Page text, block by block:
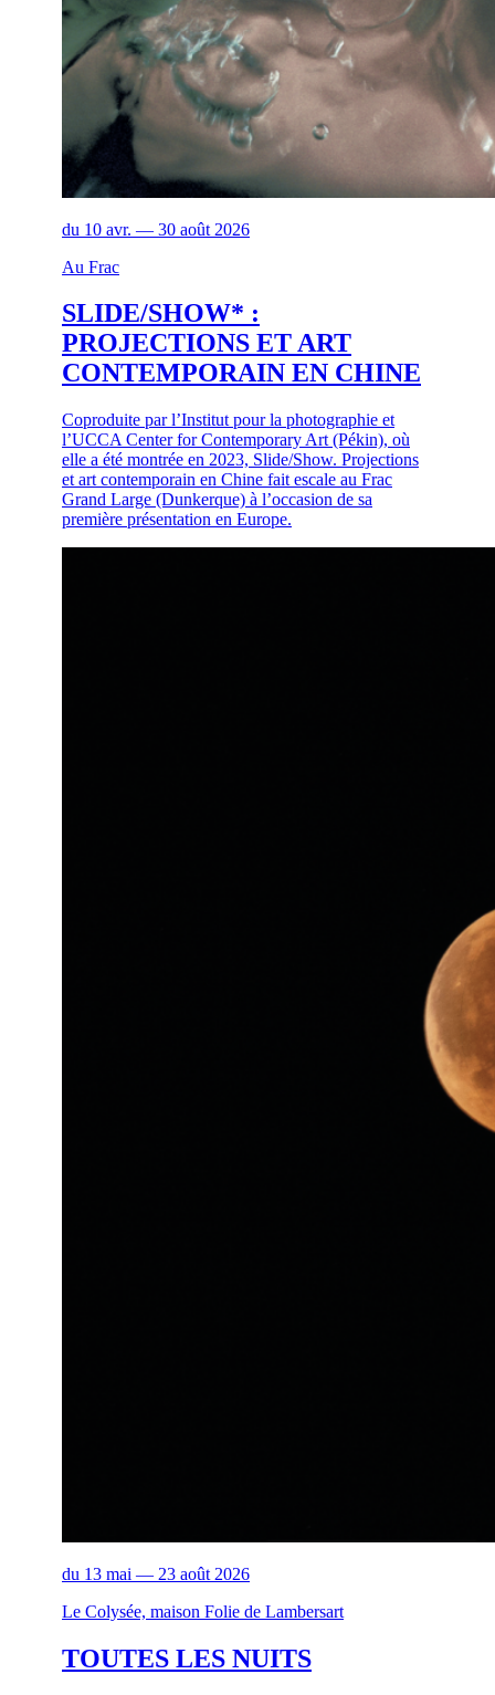
du 10 avr. — 30 août 2026
Au Frac
SLIDE/SHOW* :
PROJECTIONS ET ART
CONTEMPORAIN EN CHINE
Coproduite par l’Institut pour la photographie et
l’UCCA Center for Contemporary Art (Pékin), où
elle a été montrée en 2023, Slide/Show. Projections
et art contemporain en Chine fait escale au Frac
Grand Large (Dunkerque) à l’occasion de sa
première présentation en Europe.
du 13 mai — 23 août 2026
Le Colysée, maison Folie de Lambersart
TOUTES LES NUITS